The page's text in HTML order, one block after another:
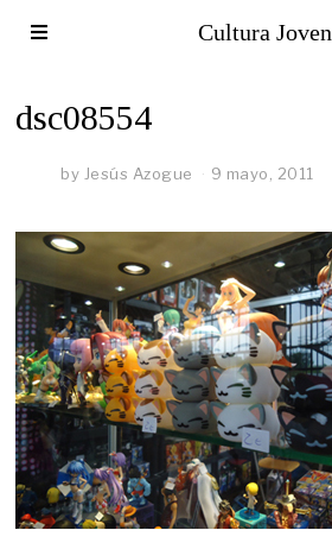
Cultura Joven
dsc08554
by Jesús Azogue 9 mayo, 2011